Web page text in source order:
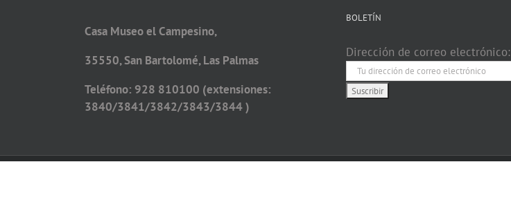
Casa Museo el Campesino,
35550, San Bartolomé, Las Palmas
Teléfono: 928 810100 (extensiones:
3840/3841/3842/3843/3844 )
BOLETÍN
Dirección de correo electrónico: